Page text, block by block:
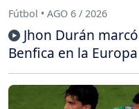
Fútbol • AGO 6 / 2026
Jhon Durán
Benfica en la